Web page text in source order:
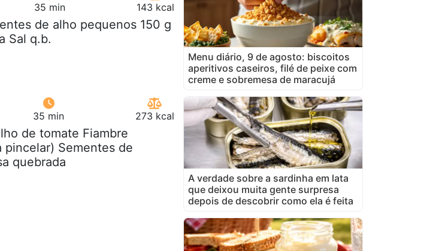
35 min 143 kcal
de alho pequenos 150 g
Sal q.b.
35 min 273 kcal
de tomate Fiambre
pincelar) Sementes de
quebrada
Menu diário, 9 de agosto: biscoitos
aperitivos caseiros, filé de peixe com
creme e sobremesa de maracujá
A verdade sobre a sardinha em lata
que deixou muita gente surpresa
depois de descobrir como ela é feita